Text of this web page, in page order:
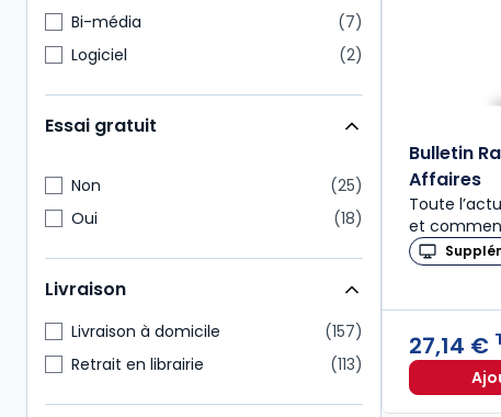
Bi-média
7
Logiciel
2
Essai gratuit
Non
25
Oui
18
Livraison
Livraison à domicile
157
Retrait en librairie
113
Bulletin
Affaires
Toute
et
27,14 €